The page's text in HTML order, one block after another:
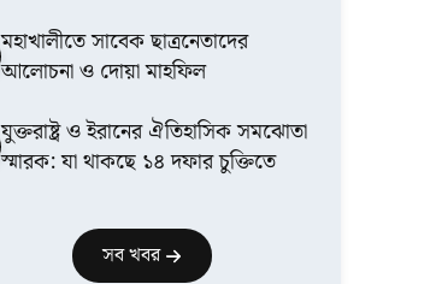
মহাখালীতে সাবেক ছাত্রনেতাদের
আলোচনা ও দোয়া মাহফিল
যুক্তরাষ্ট্র ও ইরানের ঐতিহাসিক সমঝোতা
স্মারক: যা থাকছে ১৪ দফার চুক্তিতে
সব খবর